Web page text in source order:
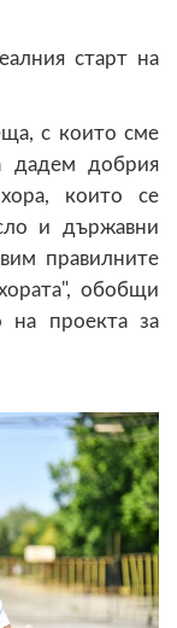
старт на
с които сме
дадем добрия
които се
и държавни
правилните
обобщи
на проекта за